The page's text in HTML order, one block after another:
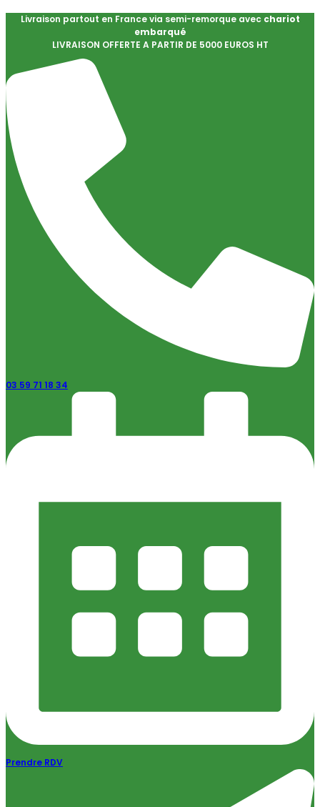
Livraison partout en France via semi-remorque avec chariot
embarqué
LIVRAISON OFFERTE A PARTIR DE 5000 EUROS HT
03 59 71 18 34
Prendre RDV